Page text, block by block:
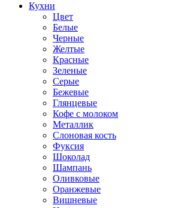
Кухни
Цвет
Белые
Черные
Желтые
Красные
Зеленые
Серые
Бежевые
Глянцевые
Кофе с молоком
Металлик
Слоновая кость
Фуксия
Шоколад
Шампань
Оливковые
Оранжевые
Вишневые